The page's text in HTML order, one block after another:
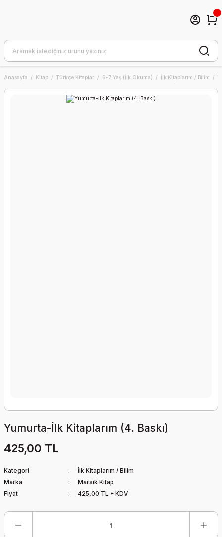
Anasayfa Kitap Türkçe Kitaplar 6-7 Yaş (İlk Okuma) İlk Kitaplarım / Bilim
Yumurta-İlk Kitaplarım (4. Baskı)
425,00 TL
Kategori
İlk Kitaplarım / Bilim
Marka
Marsık Kitap
Fiyat
425,00 TL + KDV